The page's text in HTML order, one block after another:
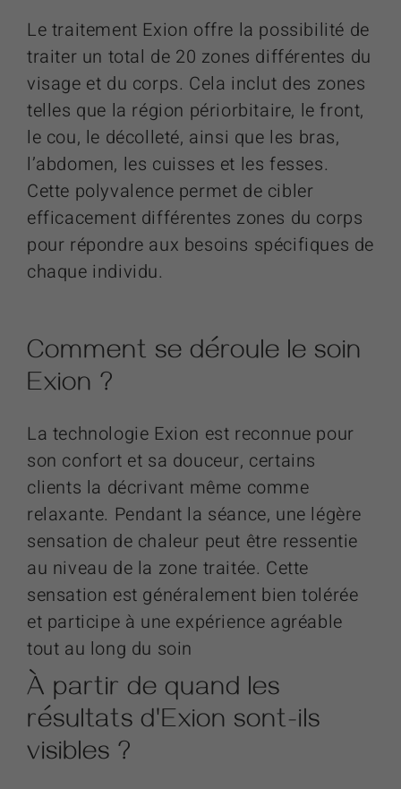
Le traitement Exion offre la possibilité de
traiter un total de 20 zones différentes du
visage et du corps. Cela inclut des zones
telles que la région périorbitaire, le front,
le cou, le décolleté, ainsi que les bras,
l’abdomen, les cuisses et les fesses.
Cette polyvalence permet de cibler
efficacement différentes zones du corps
pour répondre aux besoins spécifiques de
chaque individu.
Comment se déroule le soin
Exion ?
La technologie Exion est reconnue pour
son confort et sa douceur, certains
clients la décrivant même comme
relaxante. Pendant la séance, une légère
sensation de chaleur peut être ressentie
au niveau de la zone traitée. Cette
sensation est généralement bien tolérée
et participe à une expérience agréable
tout au long du soin
À partir de quand les
résultats d'Exion sont-ils
visibles ?